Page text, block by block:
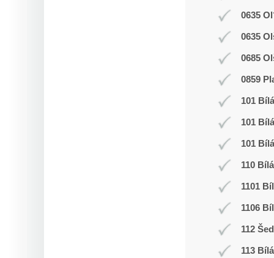
0635
0635
0685
0859
101
101
101
110
1101
1106
112
113 Bílá